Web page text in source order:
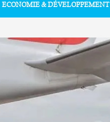
ECONOMIE & DÉVELOPPEMENT